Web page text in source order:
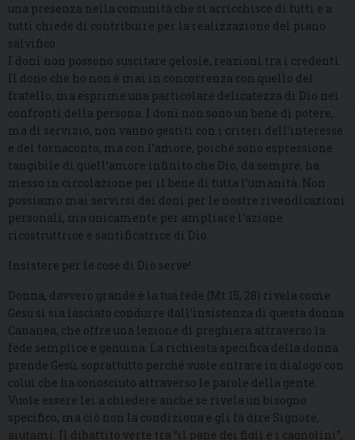
una presenza nella comunità che si arricchisce di tutti e a
tutti chiede di contribuire per la realizzazione del piano
salvifico.
I doni non possono suscitare gelosie, reazioni tra i credenti.
Il dono che ho non è mai in concorrenza con quello del
fratello, ma esprime una particolare delicatezza di Dio nei
confronti della persona. I doni non sono un bene di potere,
ma di servizio, non vanno gestiti con i criteri dell’interesse
e del tornaconto, ma con l’amore, poiché sono espressione
tangibile di quell’amore infinito che Dio, da sempre, ha
messo in circolazione per il bene di tutta l’umanità. Non
possiamo mai servirsi dei doni per le nostre rivendicazioni
personali, ma unicamente per ampliare l’azione
ricostruttrice e santificatrice di Dio.
Insistere per le cose di Dio serve!
Donna, davvero grande è la tua fede (Mt 15, 28) rivela come
Gesù si sia lasciato condurre dall’insistenza di questa donna
Cananea, che offre una lezione di preghiera attraverso la
fede semplice e genuina. La richiesta specifica della donna
prende Gesù, soprattutto perché vuole entrare in dialogo con
colui che ha conosciuto attraverso le parole della gente.
Vuole essere lei a chiedere anche se rivela un bisogno
specifico, ma ciò non la condiziona e gli fa dire Signore,
aiutami. Il dibattito verte tra “il pane dei figli e i cagnolini”,